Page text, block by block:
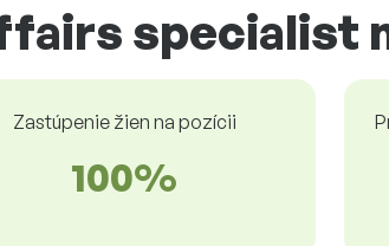
specialist
Zastúpenie žien na pozícii
100%